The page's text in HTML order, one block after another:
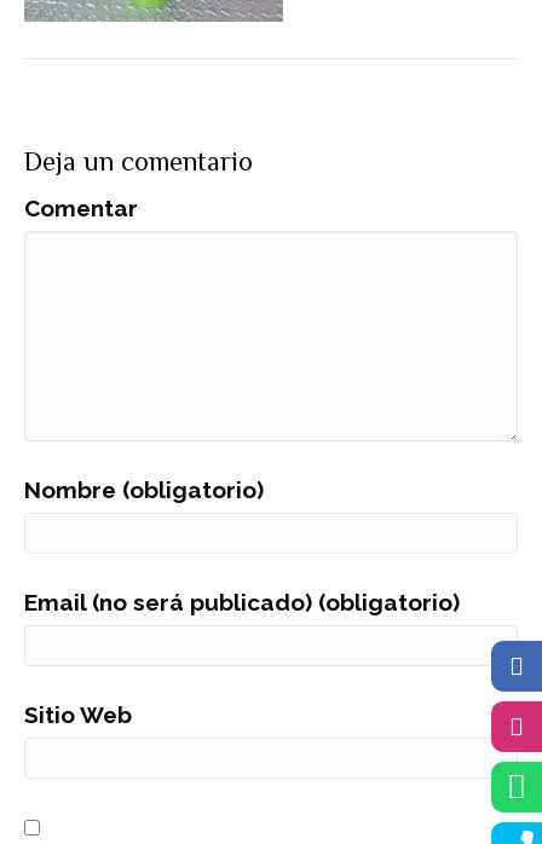
Deja un comentario
Comentar
Nombre (obligatorio)
Email (no será publicado) (obligatorio)
Sitio Web